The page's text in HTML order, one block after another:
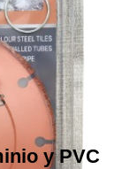
y PVC